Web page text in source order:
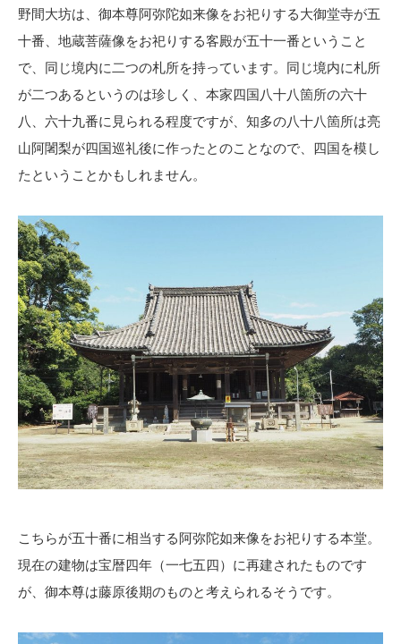
野間大坊は、御本尊阿弥陀如来像をお祀りする大御堂寺が五
十番、地蔵菩薩像をお祀りする客殿が五十一番ということ
で、同じ境内に二つの札所を持っています。同じ境内に札所
が二つあるというのは珍しく、本家四国八十八箇所の六十
八、六十九番に見られる程度ですが、知多の八十八箇所は亮
山阿闍梨が四国巡礼後に作ったとのことなので、四国を模し
たということかもしれません。
こちらが五十番に相当する阿弥陀如来像をお祀りする本堂。
現在の建物は宝暦四年（一七五四）に再建されたものです
が、御本尊は藤原後期のものと考えられるそうです。